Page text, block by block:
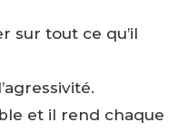
sur tout ce qu’il
et il rend chaque